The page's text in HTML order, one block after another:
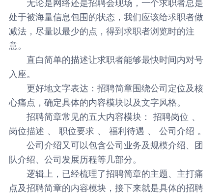
处于被海量信息包围的状态，我们应该给求职者做
减法，尽量以最少的点，得到求职者浏览时的注
意。
直白简单的描述让求职者能够最快时间内对号
入座。
更好地文字表达：招聘简章围绕公司定位及核
心痛点，确定具体的内容模块以及文字风格。
招聘简章常见的五大内容模块： 招聘岗位 、
岗位描述 、 职位要求 、 福利待遇 、 公司介绍 。
公司介绍又可以包含公司业务及规模介绍、团
队介绍、公司发展历程等几部分。
逻辑上，已经梳理了招聘简章的主题、主打痛
点及招聘简章的内容模块，接下来就是具体的招聘